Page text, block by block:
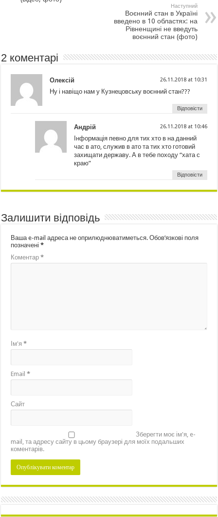
Наступний
Воєнний стан в Україні
введено в 10 областях: на
Рівненщині не введуть
воєнний стан (фото)
2 коментарі
Олексій 26.11.2018 at 10:31
Ну і навіщо нам у Кузнецовську воєнний стан???
Відповісти
Андрій 26.11.2018 at 10:46
Інформація певно для тих хто в на данний
час в ато, служив в ато та тих хто готовий
захищати державу. А в тебе походу “хата с
краю”
Відповісти
Залишити відповідь
Ваша e-mail адреса не оприлюднюватиметься. Обов’язкові поля
позначені*
Коментар*
Ім'я*
Email*
Сайт
Зберегти моє ім'я, e-
mail, та адресу сайту в цьому браузері для моїх подальших
коментарів.